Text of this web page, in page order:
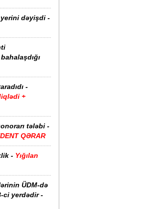
dəyişdi -
-
+
tələbi -
QƏRAR
- Yığılan
ÜDM-də
ci yerdədir -